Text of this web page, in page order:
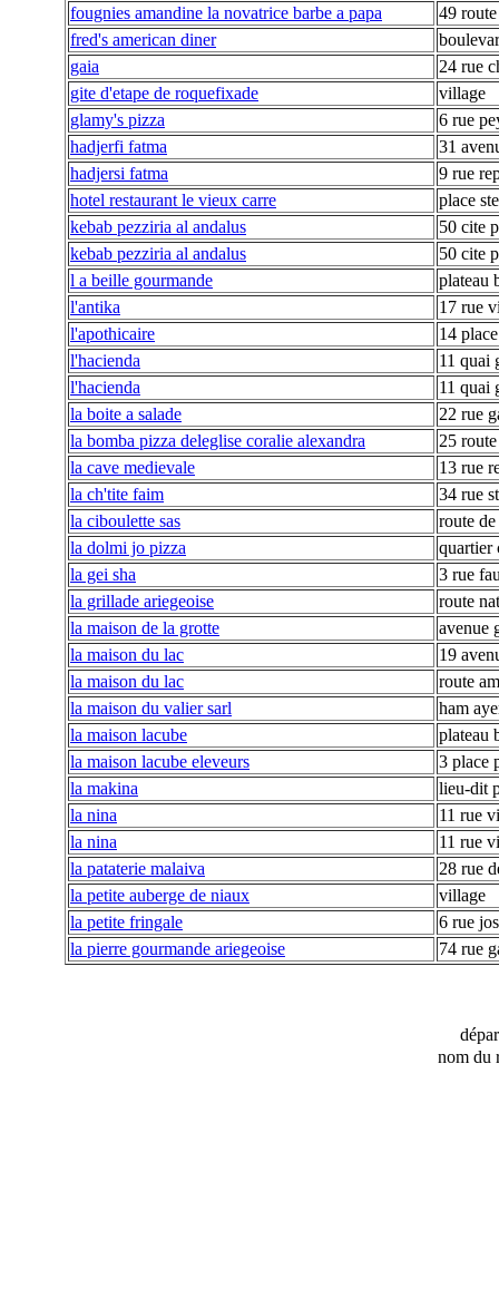
fougnies amandine la novatrice barbe a papa
49
fred's american diner
gaia
24 rue
gite d'etape de roquefixade
village
glamy's pizza
6 rue
hadjerfi fatma
31
hadjersi fatma
9 rue
hotel restaurant le vieux carre
place
kebab pezziria al andalus
50 cite
kebab pezziria al andalus
50 cite
l a beille gourmande
plateau
l'antika
17 rue
l'apothicaire
14
l'hacienda
11 quai
l'hacienda
11 quai
la boite a salade
22 rue
la bomba pizza deleglise coralie alexandra
25
la cave medievale
13 rue
la ch'tite faim
34 rue
la ciboulette sas
route
la dolmi jo pizza
quartier
la gei sha
3 rue
la grillade ariegeoise
route
la maison de la grotte
avenue
la maison du lac
19
la maison du lac
route
la maison du valier sarl
ham
la maison lacube
plateau
la maison lacube eleveurs
3 place
la makina
lieu-dit
la nina
11 rue
la nina
11 rue
la pataterie malaiva
28 rue
la petite auberge de niaux
village
la petite fringale
6 rue
la pierre gourmande ariegeoise
74 rue
nom du